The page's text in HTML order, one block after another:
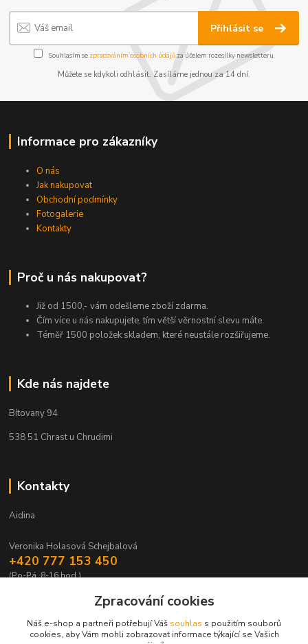
Přihlásit se
Souhlasím se zpracováním osobních údajůza účelem rozesílky newsletteru.
Můžete se kdykoli odhlásit. Zasíláme jednou za 14 dní.
Informace pro zákazníky
O nás
Jak nakupovat
Obchodní podmínky
Fotogalerie
Kontakty
Proč u nás nakupovat?
Již od 1500,- vám odešleme zboží zdarma.
Čím více u nás nakupujete, tím větší věrnostní slevu máte.
Téměř 1500 položek skladem, které neustále rozšiřujeme.
Kde nás najdete
Bítovany 94
538 51 Chrast u Chrudimi
Kontakty
Aidina
Veronika Holasová Schejbalová
+420 777 153 450
(Po-Pá, 8-16 hod.)
eshop@aidina.czZpracování cookies
Náš e-shop a partneři potřebují Váš souhlas s použitím souborů
cookies, aby Vám mohli zobrazovat informace týkající se Vašich